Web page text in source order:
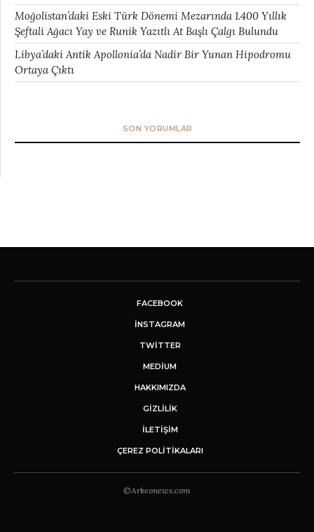
Moğolistan’daki Eski Türk Dönemi Mezarında 1.400 Yıllık
Şeftali Ağacı Yay ve Runik Yazıtlı At Başlı Çalgı Bulundu
Libya’daki Antik Apollonia’da Nadir Bir Yunan Hipodromu
Ortaya Çıktı
SON YORUMLAR
FACEBOOK
INSTAGRAM
TWITTER
MEDIUM
HAKKIMIZDA
GİZLİLİK
İLETIŞIM
ÇEREZ POLITIKALARI
©Arkeonews.com